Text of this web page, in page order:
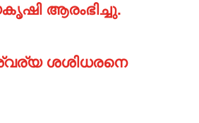
ആരംഭിച്ചു.
ശശിധരനെ